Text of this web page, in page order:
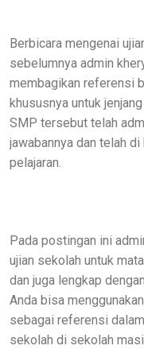
Berbicara mengenai
sebelumnya admin
membagikan referensi
khususnya untuk
SMP tersebut telah
jawabannya dan telah
pelajaran.
Pada postingan ini
ujian sekolah untuk
dan juga lengkap
Anda bisa
sebagai referensi
sekolah di sekolah